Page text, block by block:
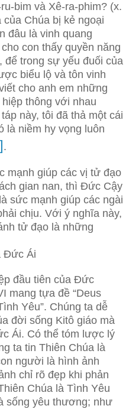
bim và Xê-ra-phim? (x.
Chúa bị kẻ ngoại
đâu là vinh quang
con thấy quyền năng
để trong sự yếu đuối của
biểu lộ và tôn vinh
cho anh em những
thông với nhau
này, tôi đã thả một cái
là niềm hy vọng luôn
.
mạnh giúp các vị tử đạo
gian nan, thì Đức Cậy
sức mạnh giúp các ngài
chịu. Với ý nghĩa này,
tử đạo là những
Đức Ái
đầu tiên của Đức
mang tựa đề “Deus
Yêu”. Chúng ta dễ
đời sống Kitô giáo mà
Ái. Có thể tóm lược lý
ta tin Thiên Chúa là
người là hình ảnh
chỉ rõ đẹp khi phản
Chúa là Tình Yêu
sống yêu thương; như